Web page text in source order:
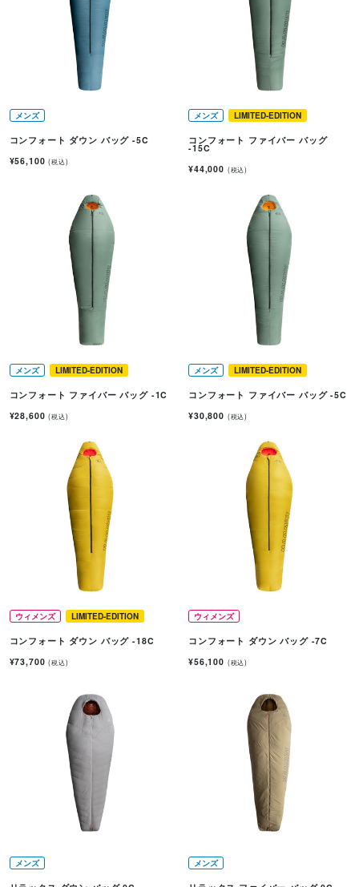
メンズ
コンフォート ダウン バッグ -5C
¥56,100(税込)
メンズ LIMITED-EDITION
コンフォート ファイバー バッグ
-15C
¥44,000 (税込)
メンズ LIMITED-EDITION
コンフォート ファイバー バッグ -1C
¥28,600(税込)
メンズ LIMITED-EDITION
コンフォート ファイバー バッグ -5C
¥30,800 (税込)
ウィメンズ LIMITED-EDITION
コンフォート ダウン バッグ -18C
¥73,700(税込)
ウィメンズ
コンフォート ダウン バッグ -7C
¥56,100 (税込)
メンズ メンズ